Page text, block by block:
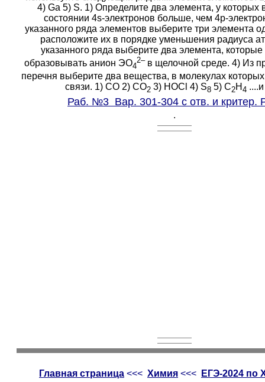
4) Ga 5) S. 1) Определите два элемента, у которых
состоянии 4s-электронов больше, чем 4p-
указанного ряда элементов выберите три элемента
расположите их в порядке уменьшения радиуса
указанного ряда выберите два элемента,
образовывать анион ЭO4
2–в щелочной среде. 4) Из
перечня выберите два вещества, в молекулах которых
связи. 1) CO 2) CO2 3) HOCl 4) S8 5) C2H 4
Раб. №3 Вар. 301-304 с отв. и критер.
.
Главная страница <<< Химия <<< ЕГЭ-2024 по